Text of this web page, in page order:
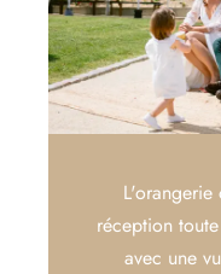
réception
avec une